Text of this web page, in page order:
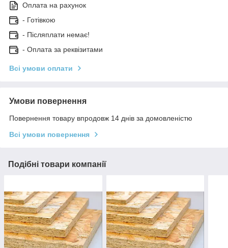
Оплата на рахунок
- Готівкою
- Післяплати немає!
- Оплата за реквізитами
Всі умови оплати
Умови повернення
Повернення товару впродовж 14 днів за домовленістю
Всі умови повернення
Подібні товари компанії